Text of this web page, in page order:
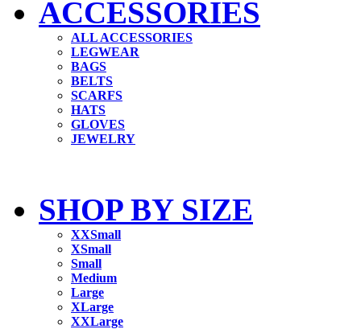
ACCESSORIES
ALL ACCESSORIES
LEGWEAR
BAGS
BELTS
SCARFS
HATS
GLOVES
JEWELRY
SHOP BY SIZE
XXSmall
XSmall
Small
Medium
Large
XLarge
XXLarge